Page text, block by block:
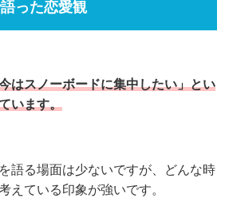
った恋愛観
はスノーボードに集中したい」とい
います。
語る場面は少ないですが、どんな時
えている印象が強いです。